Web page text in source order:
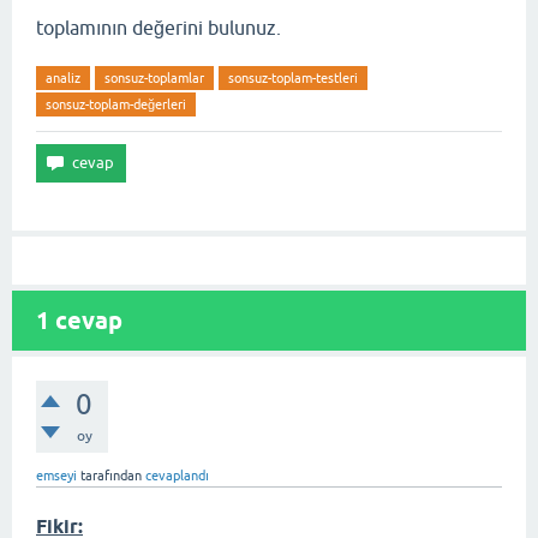
toplamının değerini bulunuz.
analiz sonsuz-toplamlar
sonsuz-toplam-testleri
sonsuz-toplam-değerleri
1 cevap
0
oy
emseyi tarafından cevaplandı
Fikir: